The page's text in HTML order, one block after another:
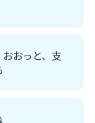
おっと、支